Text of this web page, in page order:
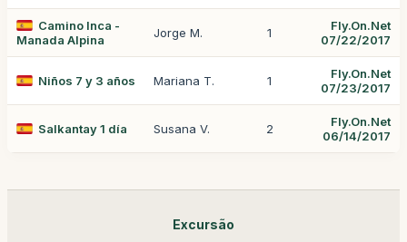
Camino Inca -
Manada Alpina
Jorge M. 1
Fly.On.Net
07/22/2017
Niños 7 y 3 años Mariana T. 1
Fly.On.Net
07/23/2017
Salkantay 1 día Susana V. 2
Fly.On.Net
06/14/2017
Excursão